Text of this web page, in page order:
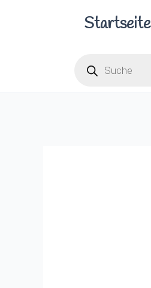
Startseite
search